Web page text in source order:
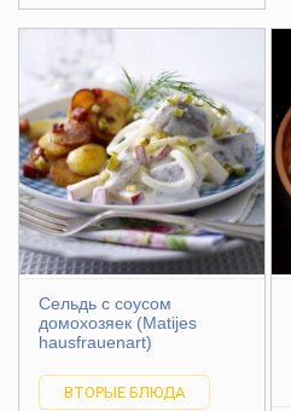
Сельдь с соусом
домохозяек (Matijes
hausfrauenart)
ВТОРЫЕ БЛЮДА